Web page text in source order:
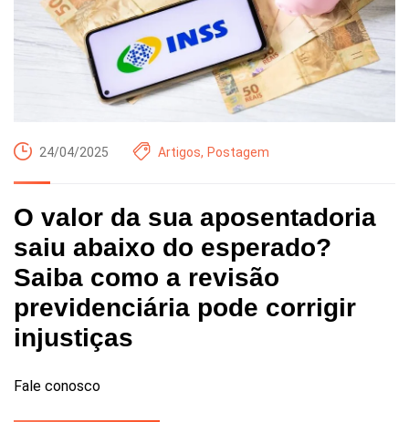
24/04/2025 Artigos, Postagem
O valor da sua aposentadoria
saiu abaixo do esperado?
Saiba como a revisão
previdenciária pode corrigir
injustiças
Fale conosco